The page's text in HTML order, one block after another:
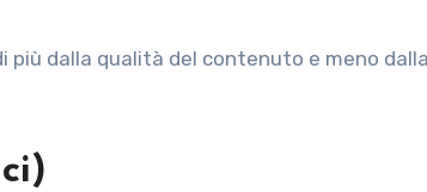
più dalla qualità del contenuto e meno